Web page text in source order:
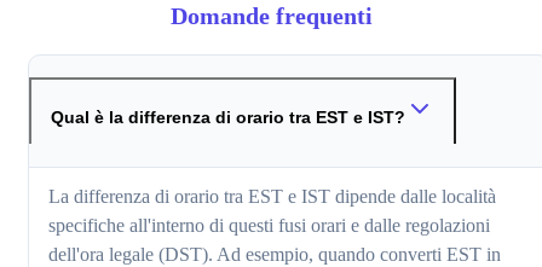
Domande frequenti
Qual è la differenza di orario tra EST e IST?
La differenza di orario tra EST e IST dipende dalle località
specifiche all'interno di questi fusi orari e dalle regolazioni
dell'ora legale (DST). Ad esempio, quando converti EST in